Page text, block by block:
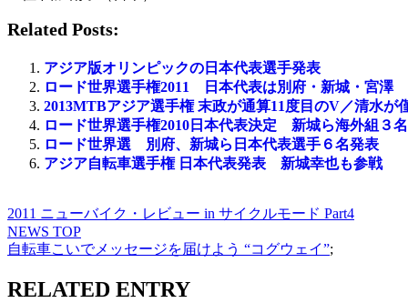
Related Posts:
アジア版オリンピックの日本代表選手発表
ロード世界選手権2011 日本代表は別府・新城・宮澤
2013MTBアジア選手権 末政が通算11度目のV／清水が
ロード世界選手権2010日本代表決定 新城ら海外組３名
ロード世界選 別府、新城ら日本代表選手６名発表
アジア自転車選手権 日本代表発表 新城幸也も参戦
2011 ニューバイク・レビュー in サイクルモード Part4
NEWS TOP
自転車こいでメッセージを届けよう “コグウェイ”;
RELATED ENTRY